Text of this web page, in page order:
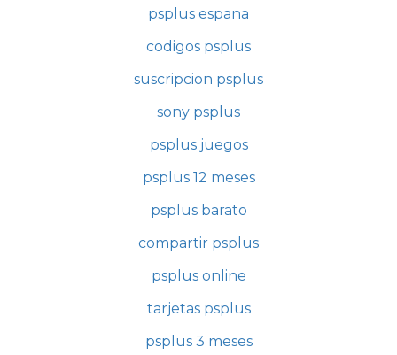
psplus espana
codigos psplus
suscripcion psplus
sony psplus
psplus juegos
psplus 12 meses
psplus barato
compartir psplus
psplus online
tarjetas psplus
psplus 3 meses